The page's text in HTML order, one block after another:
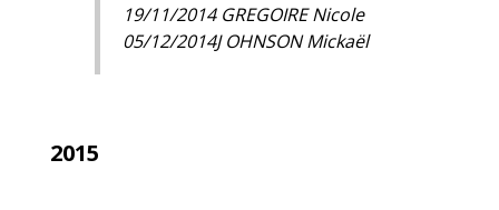
19/11/2014 GREGOIRE Nicole
05/12/2014J OHNSON Mickaël
2015